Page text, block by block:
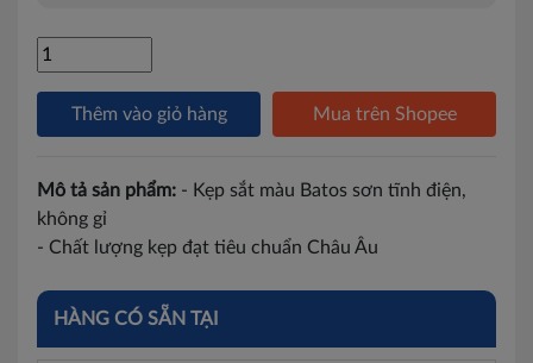
Thêm vào giỏ hàng Mua trên Shopee
Mô tả sản phẩm: - Kẹp sắt màu Batos sơn tĩnh điện,
không gỉ
- Chất lượng kẹp đạt tiêu chuẩn Châu Âu
HÀNG CÓ SẴN TẠI